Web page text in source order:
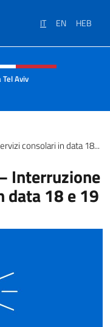
IT EN HEB
e menù
Aviv
consolari in data 18...
– Interruzione
data 18 e 19